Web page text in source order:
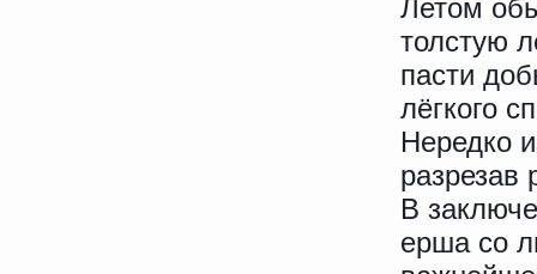
Летом
толстую
пасти
лёгкого
Нередко
В
ерша со